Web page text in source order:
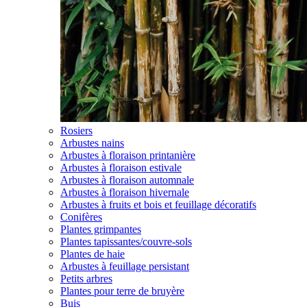
Rosiers
Arbustes nains
Arbustes à floraison printanière
Arbustes à floraison estivale
Arbustes à floraison automnale
Arbustes à floraison hivernale
Arbustes à fruits et bois et feuillage décoratifs
Conifères
Plantes grimpantes
Plantes tapissantes/couvre-sols
Plantes de haie
Arbustes à feuillage persistant
Petits arbres
Plantes pour terre de bruyère
Buis